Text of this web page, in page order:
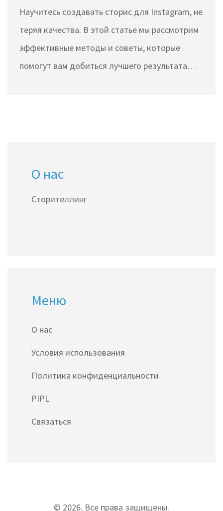
Научитесь создавать сторис для Instagram, не
теряя качества. В этой статье мы рассмотрим
эффективные методы и советы, которые
помогут вам добиться лучшего результата
О нас
Сторителлинг
Меню
О нас
Условия использования
Политика конфиденциальности
PIPL
Связаться
© 2026. Все права защищены.